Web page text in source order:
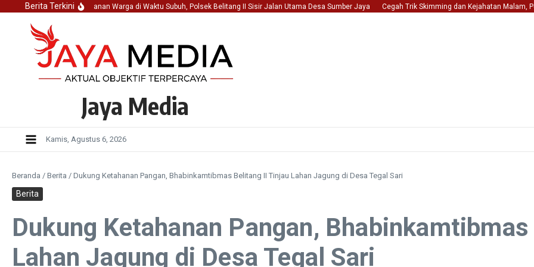
Lewati ke konten
Berita Terkini
dan Kenyamanan Warga di Waktu Subuh, Polsek Belitang II Sisir Jalan Utama Desa Sumber Jaya Cegah Trik Skimming dan Kejahatan Malam,
Jaya Media
Kamis, Agustus 6, 2026
Beranda / Berita / Dukung Ketahanan Pangan, Bhabinkamtibmas Belitang II Tinjau Lahan Jagung di Desa Tegal Sari
Berita
Dukung Ketahanan Pangan,
Lahan Jagung di Desa Tegal Sari